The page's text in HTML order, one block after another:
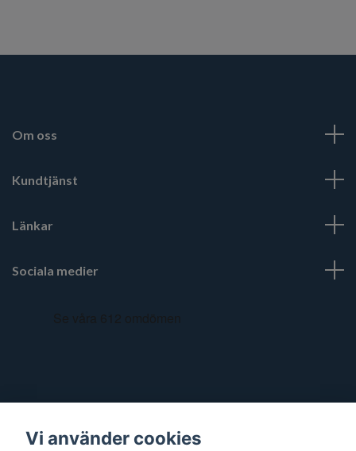
Om oss
Kundtjänst
Länkar
Sociala medier
Vi använder cookies